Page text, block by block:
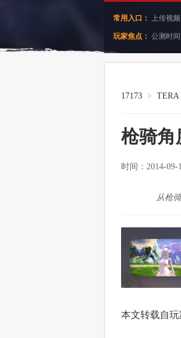
常用入口： 上传视频
玩家焦点： 公测时间
17173 > TERA
枪骑角
时间：2014-09-
从枪
本文转载自玩